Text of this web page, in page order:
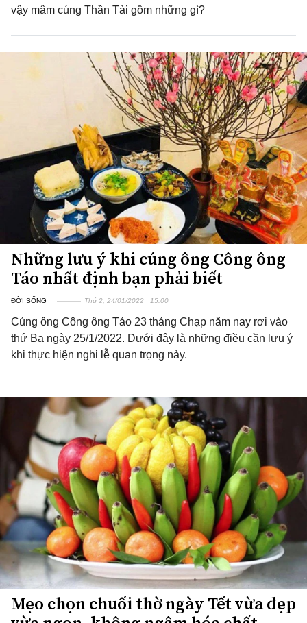
vậy mâm cúng Thần Tài gồm những gì?
Những lưu ý khi cúng ông Công ông
Táo nhất định bạn phải biết
ĐỜI SỐNG Thứ 2, 24/01/2022 | 15:00
Cúng ông Công ông Táo 23 tháng Chạp năm nay rơi vào
thứ Ba ngày 25/1/2022. Dưới đây là những điều cần lưu ý
khi thực hiện nghi lễ quan trọng này.
Mẹo chọn chuối thờ ngày Tết vừa đẹp